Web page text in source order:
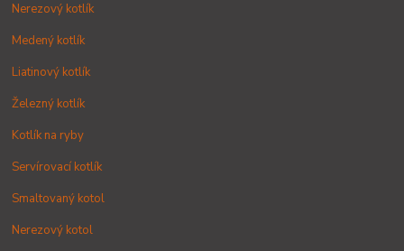
Nerezový kotlík
Medený kotlík
Liatinový kotlík
Železný kotlík
Kotlík na ryby
Servírovací kotlík
Smaltovaný kotol
Nerezový kotol